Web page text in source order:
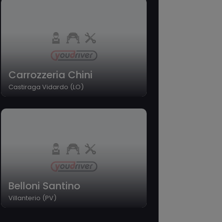
Carrozzeria Chini
Castiraga Vidardo (LO)
Belloni Santino
Villanterio (PV)